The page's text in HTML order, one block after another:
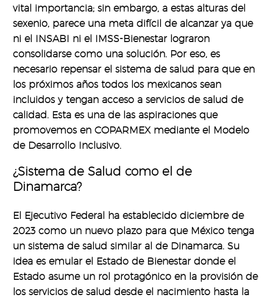
vital importancia; sin embargo, a estas alturas del
sexenio, parece una meta difícil de alcanzar ya que
ni el INSABI ni el IMSS-Bienestar lograron
consolidarse como una solución. Por eso, es
necesario repensar el sistema de salud para que en
los próximos años todos los mexicanos sean
incluidos y tengan acceso a servicios de salud de
calidad. Esta es una de las aspiraciones que
promovemos en COPARMEX mediante el Modelo
de Desarrollo Inclusivo.
¿Sistema de Salud como el de
Dinamarca?
El Ejecutivo Federal ha establecido diciembre de
2023 como un nuevo plazo para que México tenga
un sistema de salud similar al de Dinamarca. Su
idea es emular el Estado de Bienestar donde el
Estado asume un rol protagónico en la provisión de
los servicios de salud desde el nacimiento hasta la